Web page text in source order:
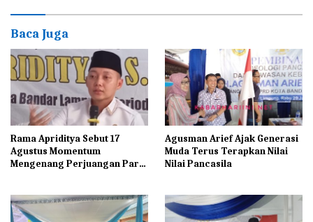
Baca Juga
Rama Apriditya Sebut 17
Agustus Momentum
Mengenang Perjuangan Para
Agusman Arief Ajak Generasi
Muda Terus Terapkan Nilai
Nilai Pancasila